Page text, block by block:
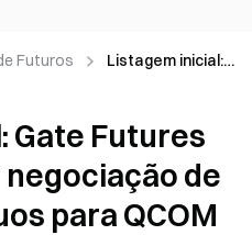
Futuros
Listagem inicial:
negociação de
futuros
perpétuos para
QCOM e USAR
(USDT-M)
Gate Futures
de
para QCOM